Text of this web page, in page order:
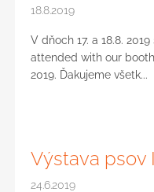
18.8.2019
V dňoch 17. a 18.8.
attended with our
2019. Ďakujeme všetk...
Výstava psov
24.6.2019